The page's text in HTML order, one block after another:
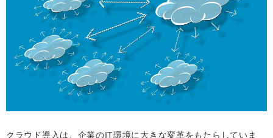
クラウド導入は、企業のIT環境に大きな変革をもたらしていま